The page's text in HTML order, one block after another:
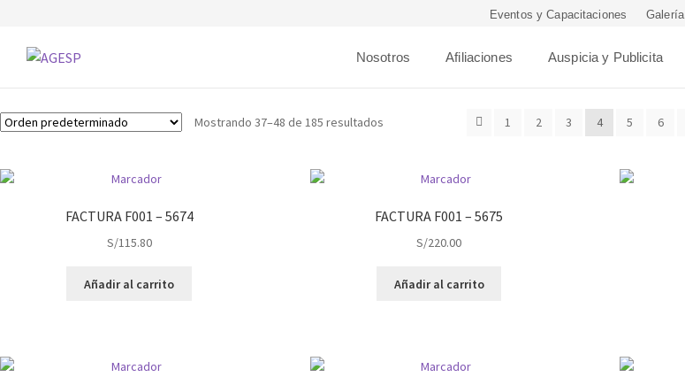
Eventos y Capacitaciones Galería
Nosotros Afiliaciones Auspicia y Publicita
Mostrando 37–48 de 185 resultados 1 2 3 4 5 6
FACTURA F001 – 5674
S/115.80
Añadir al carrito
FACTURA F001 – 5675
S/220.00
Añadir al carrito